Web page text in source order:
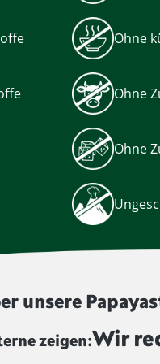
Ohne
Ohne
Ohne
unsere
zeigen:Wir